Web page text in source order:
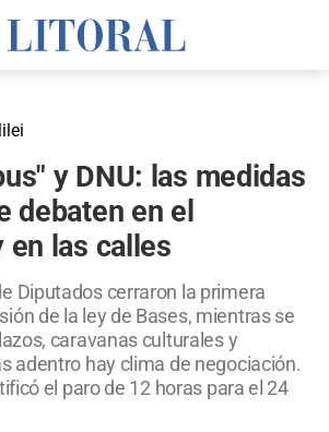
y DNU: las medidas
debaten en el
en las calles
Diputados cerraron la primera
de la ley de Bases, mientras se
caravanas culturales y
adentro hay clima de negociación.
el paro de 12 horas para el 24